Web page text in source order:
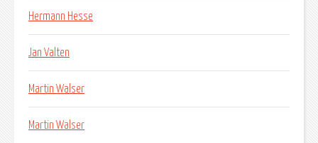
Hermann Hesse
Jan Valten
Martin Walser
Martin Walser